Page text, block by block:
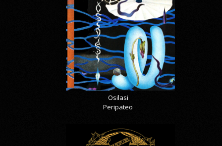
Osilasi
Peripateo